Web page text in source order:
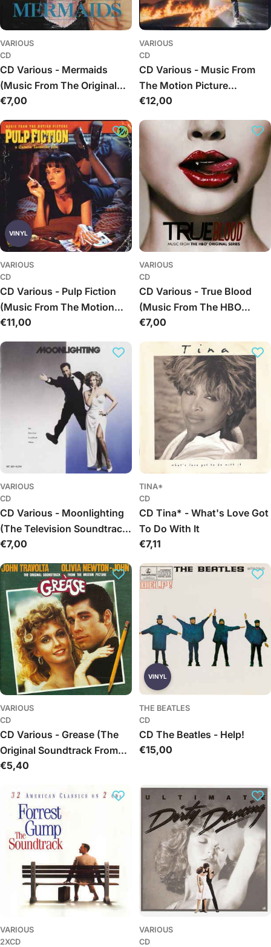
VARIOUS
CD
CD Various - Mermaids
(Music From The Original
Motion Picture Soundtrack)
Įprasta
€7,00
VARIOUS
CD
CD Various - Music From
The Motion Picture
Soundtrack Back To The
Įprasta
€12,00
VINYL
VARIOUS
CD
CD Various - Pulp Fiction
(Music From The Motion
Picture)
Įprasta
€11,00
VARIOUS
CD
CD Various - True Blood
(Music From The HBO
Original Series)
Įprasta
€7,00
VARIOUS
CD
CD Various - Moonlighting
(The Television Soundtrack
Album)
Įprasta
€7,00
TINA*
CD
CD Tina* - What's Love Got
To Do With It
Įprasta
€7,11
VARIOUS
CD
CD Various - Grease (The
Original Soundtrack From
The Motion Picture)
Įprasta
€5,40
VINYL
THE BEATLES
CD
CD The Beatles - Help!
Įprasta
€15,00
VARIOUS
2XCD
VARIOUS
CD